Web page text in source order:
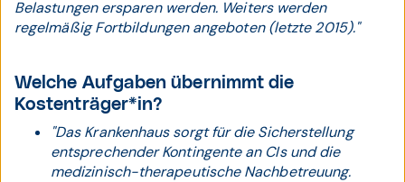
Belastungen ersparen werden. Weiters werden
regelmäßig Fortbildungen angeboten (letzte 2015)."
Welche Aufgaben übernimmt die
Kostenträger*in?
"Das Krankenhaus sorgt für die Sicherstellung
entsprechender Kontingente an CIs und die
medizinisch-therapeutische Nachbetreuung.